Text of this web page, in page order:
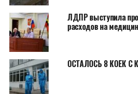
ЛДПР выступила
расходов на
ОСТАЛОСЬ 8 КОЕК